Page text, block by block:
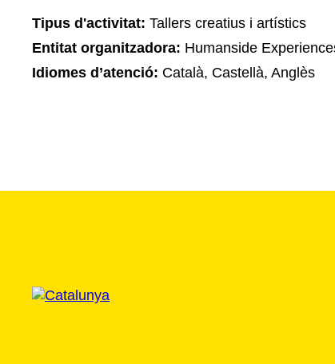
Tipus d'activitat: Tallers creatius i artístics
Entitat organitzadora: Humanside
Idiomes d’atenció: Català, Castellà, Anglès